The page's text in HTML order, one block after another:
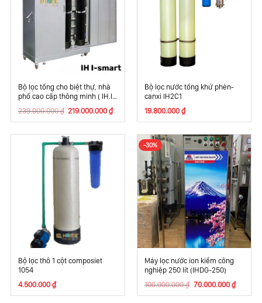
Bộ lọc tổng cho biệt thự, nhà
phố cao cấp thông minh ( IH.I-
239.000.000₫ Giá
là:
219.000.000₫Giá
tại
219.000.000 ₫.
Bộ lọc nước tổng khử phèn-
canxi IH2C1
19.800.000 ₫
Bộ lọc thô 1 cột composiet
1054
4.500.000 ₫
-30%
Máy lọc nước ion kiềm công
nghiệp 250 lít (IHDG-250)
100.000.000₫ Giá
là:
70.000.000 ₫Giá
hiện
tại